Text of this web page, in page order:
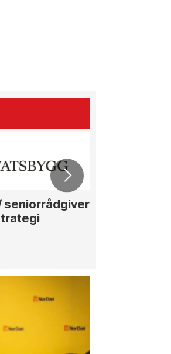
seniorrådgiver